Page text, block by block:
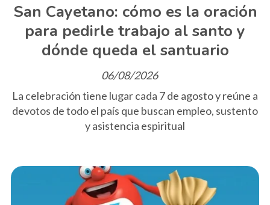
San Cayetano: cómo es la oración
para pedirle trabajo al santo y
dónde queda el santuario
06/08/2026
La celebración tiene lugar cada 7 de agosto y reúne a
devotos de todo el país que buscan empleo, sustento
y asistencia espiritual